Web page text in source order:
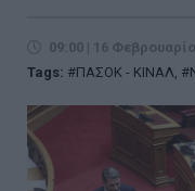
09:00 | 16
Tags:
ΠΑΣΟΚ - ΚΙΝΑΛ,